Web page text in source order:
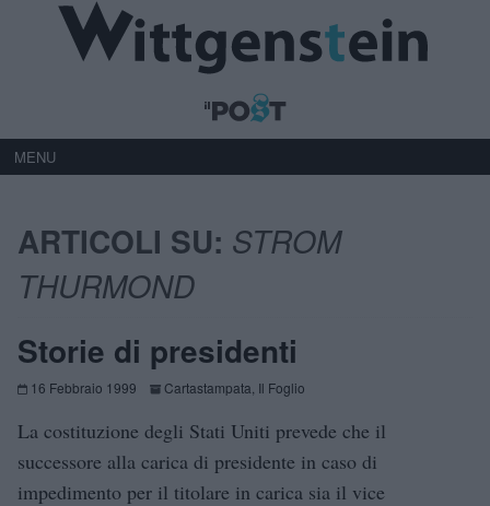
MENU
ARTICOLI SU: STROM
THURMOND
Storie di presidenti
16 Febbraio 1999 Cartastampata Il Foglio
La costituzione degli Stati Uniti prevede che il
successore alla carica di presidente in caso di
impedimento per il titolare in carica sia il vice